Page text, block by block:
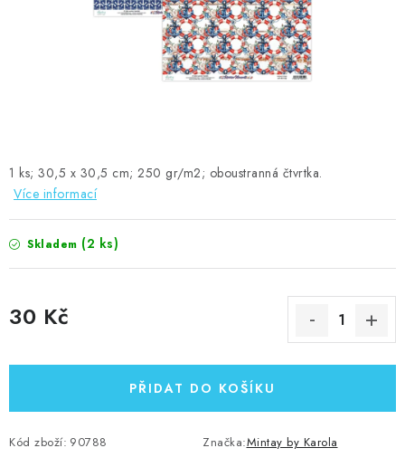
Moje objednávka
Oblíbené ♥️
Obchodní podmínky
1 ks; 30,5 x 30,5 cm; 250 gr/m2; oboustranná čtvrtka.
Více informací
Skladem (2 ks)
30 Kč
PŘIDAT DO KOŠÍKU
Kód zboží: 90788 Značka:Mintay by Karola